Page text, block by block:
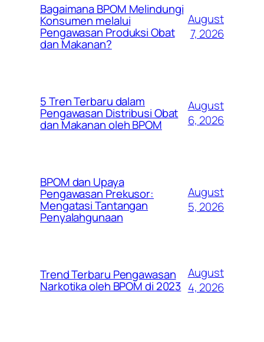
Bagaimana BPOM Melindungi
Konsumen melalui
Pengawasan Produksi Obat
dan Makanan?
August
7, 2026
5 Tren Terbaru dalam
Pengawasan Distribusi Obat
dan Makanan oleh BPOM
August
6, 2026
BPOM dan Upaya
Pengawasan Prekusor:
Mengatasi Tantangan
Penyalahgunaan
August
5, 2026
Trend Terbaru Pengawasan
Narkotika oleh BPOM di 2023
August
4, 2026